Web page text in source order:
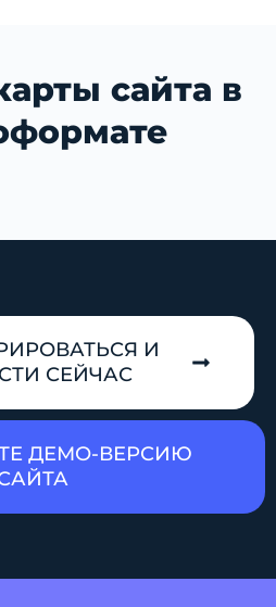
сайта в
И
СЕЙЧАС
ДЕМО-ВЕРСИЮ